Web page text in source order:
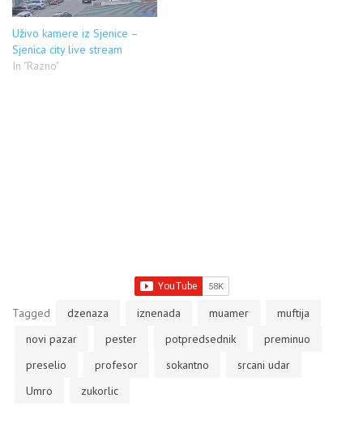
Uživo kamere iz Sjenice –
Sjenica city live stream
In "Razno"
Tagged dzenaza iznenada muamer
muftija
novi pazar
pester potpredsednik
preminuo
preselio
profesor sokantno
srcani udar
Umro
zukorlic